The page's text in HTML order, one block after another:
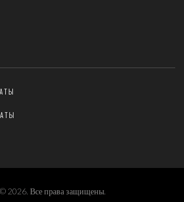
© 2026. Все права защищены.